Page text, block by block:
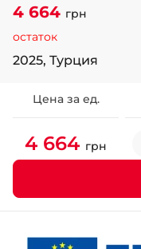
4 664 грн
остаток
2025, Турция
Цена за ед.
4 664 грн